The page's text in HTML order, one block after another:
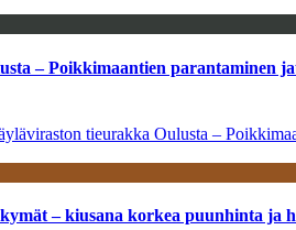
– Poikkimaantien parantaminen
tieurakka Oulusta –
– kiusana korkea puunhinta ja